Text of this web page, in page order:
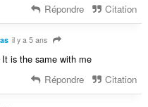
Répondre Citation
il y a 5 ans
is the same with me
Répondre Citation